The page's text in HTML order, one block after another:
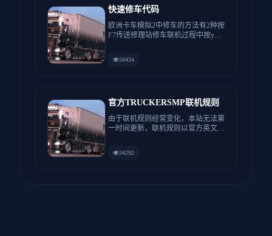
快速修车代码
欧洲卡车模拟2中修车的方法有2种按
F7传送修理站修车联机过程中按y然
50434
官方TRUCKERSMP联机规则
由于联机规则经常变化，本站无法第
一时间更新，联机规则以官方英文规
34292